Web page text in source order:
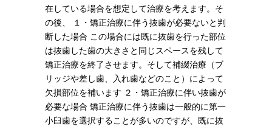
在している場合を想定して治療を考えます。そ
の後、 １・矯正治療に伴う抜歯が必要ないと判
断した場合 この場合には既に抜歯を行った部位
は抜歯した歯の大きさと同じスペースを残して
矯正治療を終了させます。そして補綴治療（ブ
リッジや差し歯、入れ歯などのこと）によって
欠損部位を補います ２・矯正治療に伴い抜歯が
必要な場合 矯正治療に伴う抜歯は一般的に第一
小臼歯を選択することが多いのですが、既に抜